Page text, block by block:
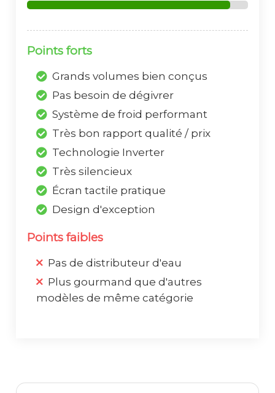
Points forts
Grands volumes bien conçus
Pas besoin de dégivrer
Système de froid performant
Très bon rapport qualité / prix
Technologie Inverter
Très silencieux
Écran tactile pratique
Design d'exception
Points faibles
Pas de distributeur d'eau
Plus gourmand que d'autres
modèles de même catégorie